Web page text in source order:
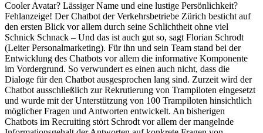
Cooler Avatar? Lässiger Name und eine lustige Persönlichkeit?
Fehlanzeige! Der Chatbot der Verkehrsbetriebe Zürich besticht auf
den ersten Blick vor allem durch seine Schlichtheit ohne viel
Schnick Schnack – Und das ist auch gut so, sagt Florian Schrodt
(Leiter Personalmarketing). Für ihn und sein Team stand bei der
Entwicklung des Chatbots vor allem die informative Komponente
im Vordergrund. So verwundert es einen auch nicht, dass die
Dialoge für den Chatbot ausgesprochen lang sind. Zurzeit wird der
Chatbot ausschließlich zur Rekrutierung von Trampiloten eingesetzt
und wurde mit der Unterstützung von 100 Trampiloten hinsichtlich
möglicher Fragen und Antworten entwickelt. An bisherigen
Chatbots im Recruiting stört Schrodt vor allem der mangelnde